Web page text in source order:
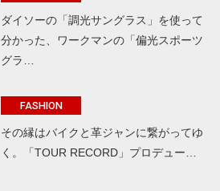
ダイソーの「調光サングラス」を使って
分かった、ワークマンの「偏光スポーツ
グラ…
FASHION
その縁はバイクと革ジャンに繋がってゆ
く。「TOUR RECORD」プロデュー…